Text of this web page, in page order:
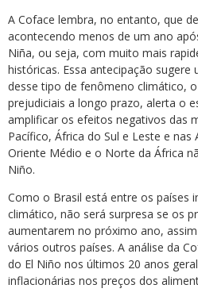
A Coface lembra, no entanto, que
acontecendo menos de um ano
Niña, ou seja, com muito mais
históricas. Essa antecipação
desse tipo de fenômeno climático,
prejudiciais a longo prazo, alerta o
amplificar os efeitos negativos das
Pacífico, África do Sul e Leste e nas
Oriente Médio e o Norte da África
Niño.
Como o Brasil está entre os países
climático, não será surpresa se os
aumentarem no próximo ano,
vários outros países. A análise da
do El Niño nos últimos 20 anos
inflacionárias nos preços dos